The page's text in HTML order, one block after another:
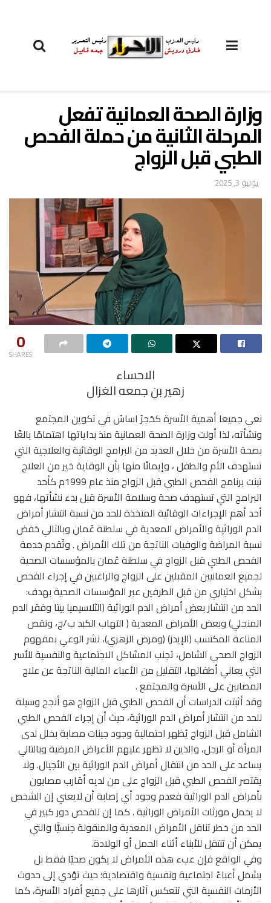
وزارة الصحة العمانية تفعل
المرحلة الثانية من حملة الفحص
الطبي قبل الزواج
يوليو 3, 2025
0
SHARES
الاحساء
زهير بن جمعه الغزال
نعي جميعا أهمية الأسرة كحَجرُ اساسُ في تكوين المجتمع
ونشأته، لذا أولت وزارة الصحة العمانية منذ بداياتها اهتمامًا بالغًا
بصحة الأسرة من خلال العديد من البرامج الوقائية والعلاجية التي
تستهدف الأم والطفل ، وإيمانًا منها بأن الوقاية خير من العلاج
تبنت برنامج الفحص الطبي قبل الزواج منذ عام 1999م كأحد
البرامج التي تستهدف صحة وسلامة الأسرة قبل بدء نشأتها، فهو
أحد أهم الإجراءات الوقائية المتخذة للحد من نسبة انتشار أمراض
الدم الوراثية والأمراض المعدية في سلطنة عُمان وبالتالي خفض
نسبة المراضة والوفيات الناتجة من تلك الأمراض . وتُقدم خدمة
الفحص الطبي قبل الزواج في سلطنة عُمان بالمؤسسات الصحية
لجميع العمانيين المقبلين على الزواج والراغبين في إجراء الفحص
بشكل اختياري من قبل الطرفين عبر المؤسسات الصحية بهدف:
الحد من انتشار بعض أمراض الدم الوراثية (الثلاسيميا بيتا وفقر الدم
المنجلي) وبعض الأمراض المعدية ( التهاب الكبد ب/ج، ونقص
المناعة المكتسب (الإيدز) (ومرض الزهري)، نشر الوعي بمفهوم
الزواج الصحي الشامل، تجنب المشاكل الاجتماعية والنفسية للأسر
التي يعاني أطفالها، التقليل من الأعباء المالية الناتجة عن علاج
المصابين على الأسرة والمجتمع .
وقد أثبتت الدراسات أن الفحص الطبي قبل الزواج هو أنجح وسيلة
للحد من انتشار أمراض الدم الوراثية، حيث أن إجراء الفحص الطبي
الشامل قبل الزواج يُظهر احتمالية وجود جينات مصابة بخلل لدى
المرأة أو الرجل، والذين لا تظهر عليهم الأعراض المرضية وبالتالي
يساعد على الحد من انتقال أمراض الدم الوراثية بين الأجيال. ولا
يقتصر الفحص الطبي قبل الزواج على من لديه أقارب مصابون
بأمراض الدم الوراثية فعدم وجود أي إصابة أن لايعني إن الشخص
لا يحمل مورثات الأمراض الوراثية . كما إن للفحص دور كبير في
الحد من خطر تناقل الأمراض المعدية والمنقولة جنسيًّا والتي
يمكن أن تنتقل للأبناء أثناء الحمل أو الولادة.
وفي الواقع فإن عبء هذه الأمراض لا يكون صحيًا فقط بل
يشمل أعباءً اجتماعية ونفسية واقتصادية؛ حيث تؤدي إلى حدوث
الأزمات النفسية التي تنعكس آثارها على جميع أفراد الأسرة، كما